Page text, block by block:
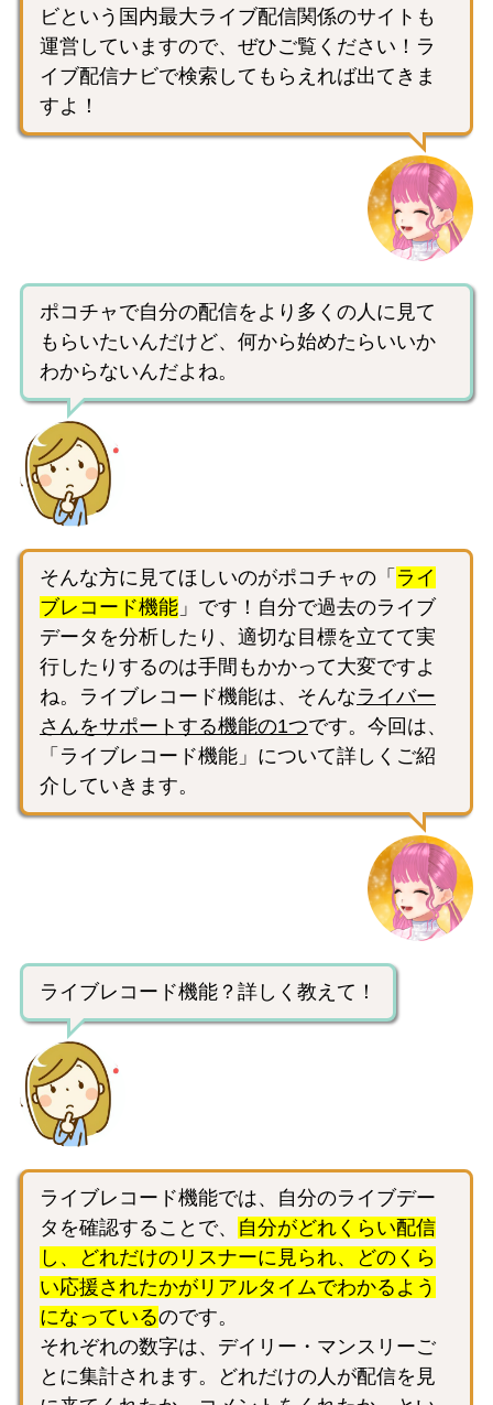
ビという国内最大ライブ配信関係のサイトも
運営していますので、ぜひご覧ください！ラ
イブ配信ナビで検索してもらえれば出てきま
すよ！
ポコチャで自分の配信をより多くの人に見て
もらいたいんだけど、何から始めたらいいか
わからないんだよね。
そんな方に見てほしいのがポコチャの「 ライ
ブレコード機能 」です！自分で過去のライブ
データを分析したり、適切な目標を立てて実
行したりするのは手間もかかって大変ですよ
ね。ライブレコード機能は、そんなライバー
さんをサポートする機能の1つです。今回は、
「ライブレコード機能」について詳しくご紹
介していきます。
ライブレコード機能？詳しく教えて！
ライブレコード機能では、自分のライブデー
タを確認することで、 自分がどれくらい配信
し、どれだけのリスナーに見られ、どのくら
い応援されたかがリアルタイムでわかるよう
になっているのです。
それぞれの数字は、デイリー・マンスリーご
とに集計されます。どれだけの人が配信を見